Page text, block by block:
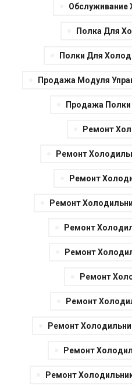
Обслуживание
Полка Для
Полки Для
Продажа Модуля
Продажа
Ремонт
Ремонт
Ремонт
Ремонт
Ремонт
Ремонт
Ремонт
Ремонт
Ремонт
Ремонт
Ремонт